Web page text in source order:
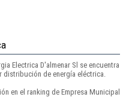
Electrica D'almenar Sl se encuentra
de energía eléctrica.
en el ranking de Empresa Municipal